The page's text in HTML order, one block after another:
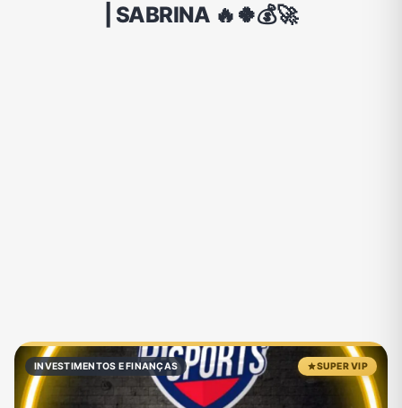
Educação Emagrecimento e Perda de Peso
Notícias Outros Política Profissões
| SABRINA 🔥🍀💰🚀
INVESTIMENTOS E FINANÇAS SUPER VIP